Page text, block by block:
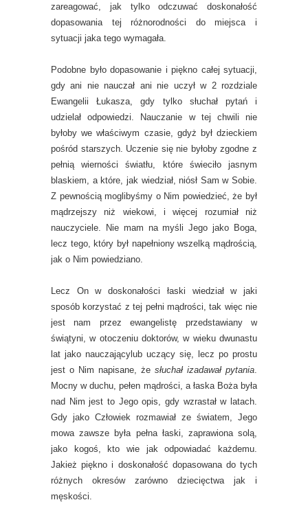
zareagować, jak tylko odczuwać doskonałość
dopasowania tej różnorodności do miejsca i
sytuacji jaka tego wymagała.
Podobne było dopasowanie i piękno całej sytuacji,
gdy ani nie nauczał ani nie uczył w 2 rozdziale
Ewangelii Łukasza, gdy tylko słuchał pytań i
udzielał odpowiedzi. Nauczanie w tej chwili nie
byłoby we właściwym czasie, gdyż był dzieckiem
pośród starszych. Uczenie się nie byłoby zgodne z
pełnią wierności światłu, które świeciło jasnym
blaskiem, a które, jak wiedział, niósł Sam w Sobie.
Z pewnością moglibyśmy o Nim powiedzieć, że był
mądrzejszy niż wiekowi, i więcej rozumiał niż
nauczyciele. Nie mam na myśli Jego jako Boga,
lecz tego, który był napełniony wszelką mądrością,
jak o Nim powiedziano.
Lecz On w doskonałości łaski wiedział w jaki
sposób korzystać z tej pełni mądrości, tak więc nie
jest nam przez ewangelistę przedstawiany w
świątyni, w otoczeniu doktorów, w wieku dwunastu
lat jako nauczającylub uczący się, lecz po prostu
jest o Nim napisane, że słuchał izadawał pytania.
Mocny w duchu, pełen mądrości, a łaska Boża była
nad Nim jest to Jego opis, gdy wzrastał w latach.
Gdy jako Człowiek rozmawiał ze światem, Jego
mowa zawsze była pełna łaski, zaprawiona solą,
jako kogoś, kto wie jak odpowiadać każdemu.
Jakież piękno i doskonałość dopasowana do tych
różnych okresów zarówno dziecięctwa jak i
męskości.